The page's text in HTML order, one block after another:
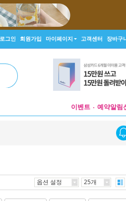
로그인 회원가입 마이페이지 고객센터 장바구
이벤트 예약알림
옵션 설정 25개